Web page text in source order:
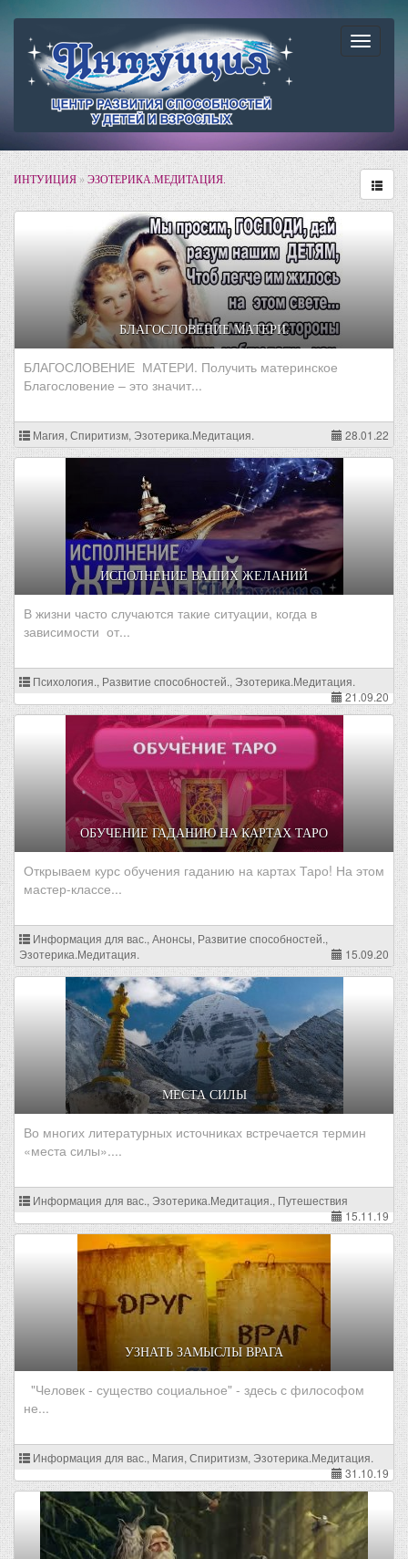
ИНТУИЦИЯ»ЭЗОТЕРИКА.МЕДИТАЦИЯ.
БЛАГОСЛОВЕНИЕ МАТЕРИ.
БЛАГОСЛОВЕНИЕ МАТЕРИ. Получить материнское
Благословение – это значит...
Магия, Спиритизм, Эзотерика.Медитация. 28.01.22
ИСПОЛНЕНИЕ ВАШИХ ЖЕЛАНИЙ
В жизни часто случаются такие ситуации, когда в
зависимости от...
Психология., Развитие способностей., Эзотерика.Медитация.
21.09.20
ОБУЧЕНИЕ ГАДАНИЮ НА КАРТАХ ТАРО
Открываем курс обучения гаданию на картах Таро! На этом
мастер-классе...
Информация для вас., Анонсы, Развитие способностей.,
Эзотерика.Медитация.
15.09.20
МЕСТА СИЛЫ
Во многих литературных источниках встречается термин
«места силы»....
Информация для вас., Эзотерика.Медитация., Путешествия
15.11.19
УЗНАТЬ ЗАМЫСЛЫ ВРАГА
"Человек - существо социальное" - здесь с философом
не...
Информация для вас., Магия, Спиритизм, Эзотерика.Медитация.
31.10.19